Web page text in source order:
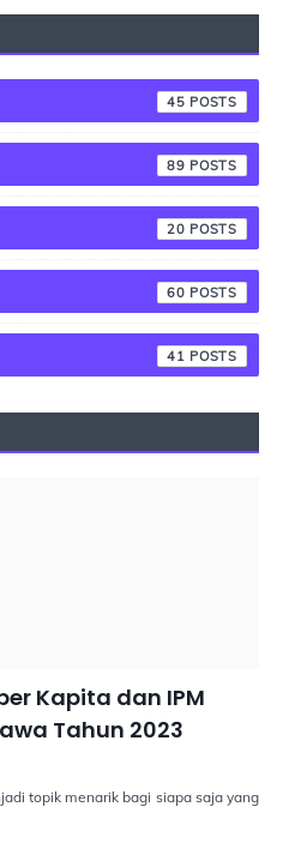
45
89
20
60
41
Kapita dan IPM
Tahun 2023
topik menarik bagi siapa saja yang